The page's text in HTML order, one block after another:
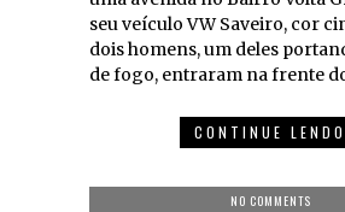
seu veículo VW Saveiro, cor
dois homens, um deles
de fogo, entraram na frente
CONTINUE LENDO
NO COMMENTS